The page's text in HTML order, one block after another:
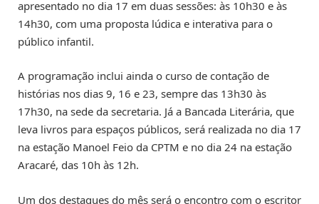
apresentado no dia 17 em duas sessões: às 10h30 e às
14h30, com uma proposta lúdica e interativa para o
público infantil.
A programação inclui ainda o curso de contação de
histórias nos dias 9, 16 e 23, sempre das 13h30 às
17h30, na sede da secretaria. Já a Bancada Literária, que
leva livros para espaços públicos, será realizada no dia 17
na estação Manoel Feio da CPTM e no dia 24 na estação
Aracaré, das 10h às 12h.
Um dos destaques do mês será o encontro com o escritor